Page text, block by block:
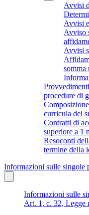
Avvisi
Avvisi
Avviso
Avvisi
somma
procedure di
curricula dei
Contratti di
superiore a 1
Resoconti
termine della
Informazioni sulle singole
Informazioni sulle
Art. 1, c. 32, Legge